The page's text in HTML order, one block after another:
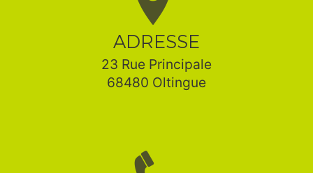
ADRESSE
23 Rue Principale
68480 Oltingue